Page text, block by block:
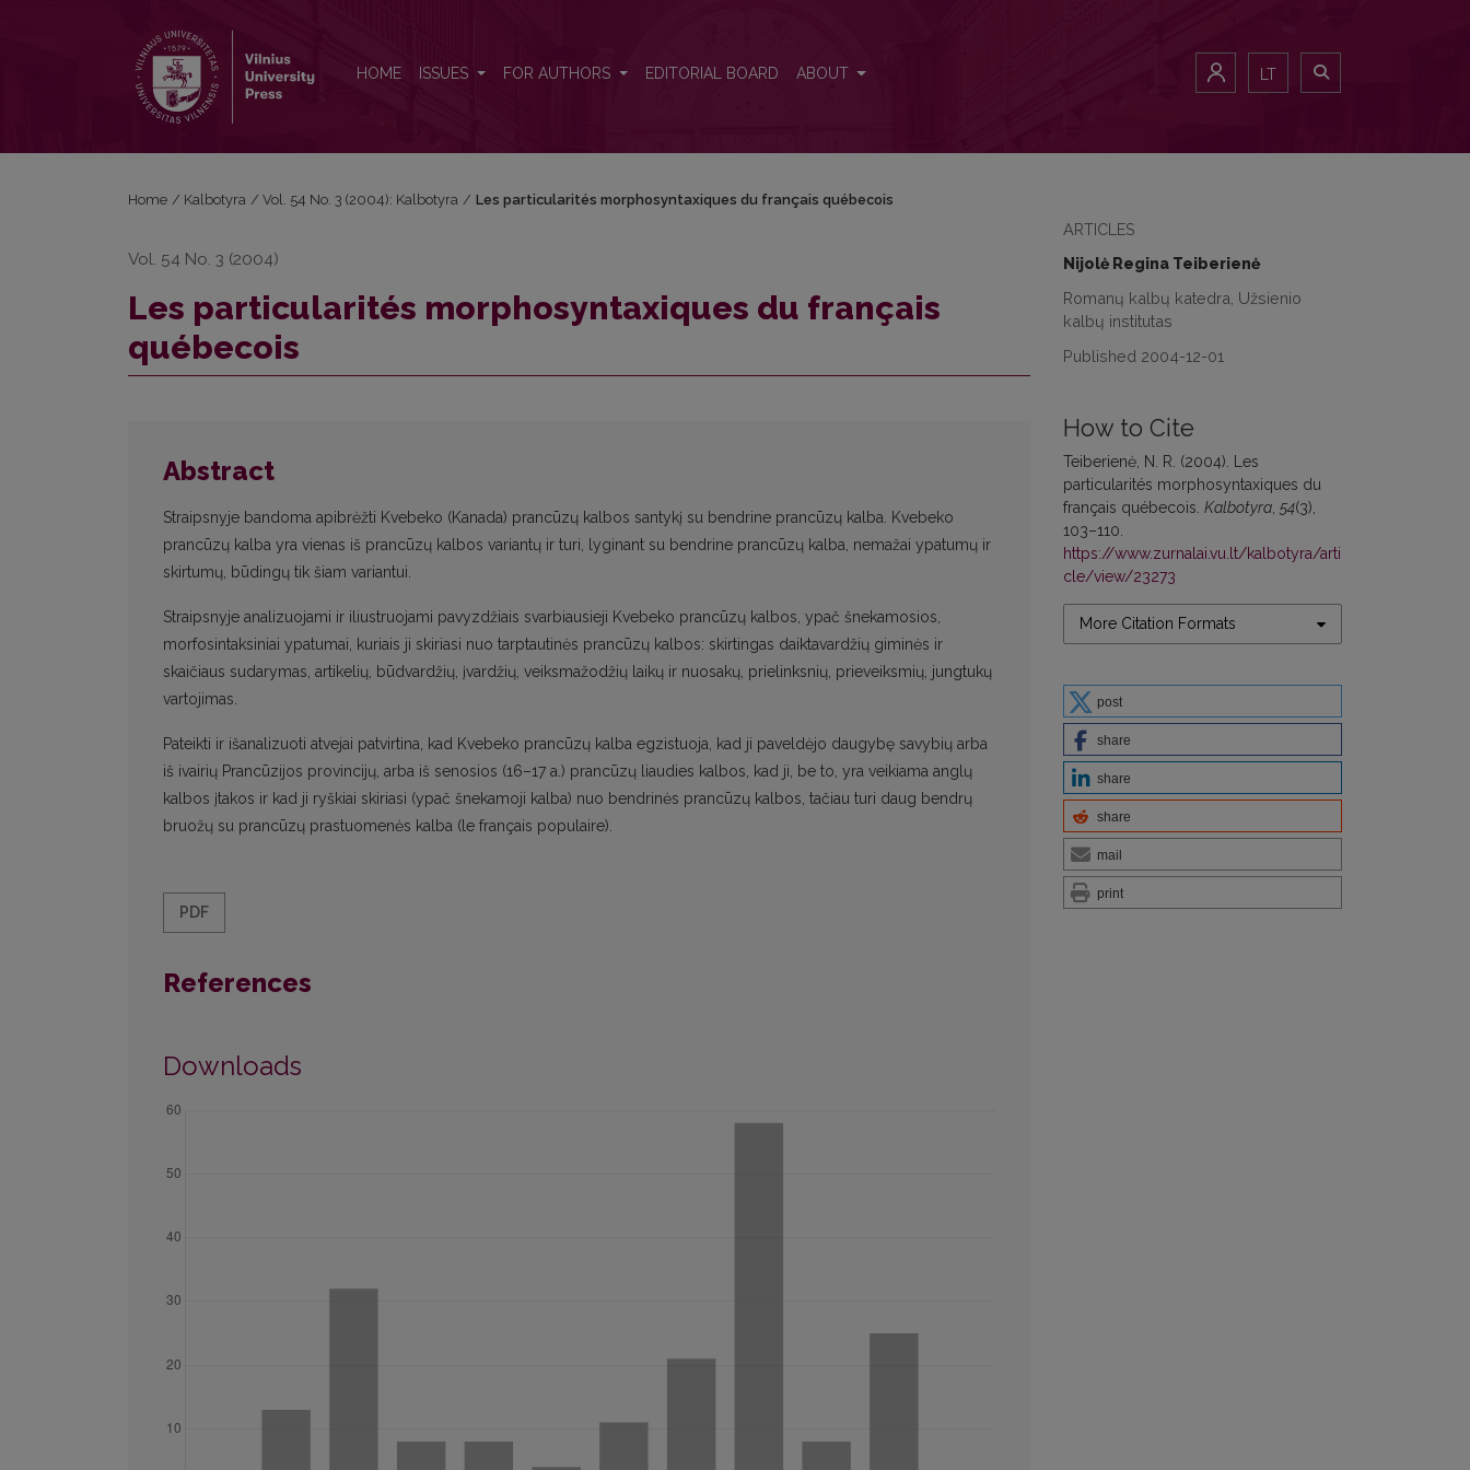
HOME ISSUES FOR AUTHORS EDITORIAL BOARD ABOUT LT
ARTICLES
Nijolė Regina Teiberienė
Romanų kalbų katedra, Užsienio
kalbų institutas
Published 2004-12-01
How to Cite
Teiberienė, N. R. (2004). Les
particularités morphosyntaxiques du
français québecois. Kalbotyra 54(3),
103–110.
https://www.zurnalai.vu.lt/kalbotyra/arti
cle/view/23273
More Citation Formats
post
share
share
share
mail
print
Home / Kalbotyra / Vol. 54 No. 3 (2004): Kalbotyra / Les particularités morphosyntaxiques du français québecois
Vol. 54 No. 3 (2004)
Les particularités morphosyntaxiques du français
québecois
Abstract
Straipsnyje bandoma apibrėžti Kvebeko (Kanada) prancūzų kalbos santykį su bendrine prancūzų kalba. Kvebeko
prancūzų kalba yra vienas iš prancūzų kalbos variantų ir turi, lyginant su bendrine prancūzų kalba, nemažai ypatumų ir
skirtumų, būdingų tik šiam variantui.
Straipsnyje analizuojami ir iliustruojami pavyzdžiais svarbiausieji Kvebeko prancūzų kalbos, ypač šnekamosios,
morfosintaksiniai ypatumai, kuriais ji skiriasi nuo tarptautinės prancūzų kalbos: skirtingas daiktavardžių giminės ir
skaičiaus sudarymas, artikelių, būdvardžių, įvardžių, veiksmažodžių laikų ir nuosakų, prielinksnių, prieveiksmių, jungtukų
vartojimas.
Pateikti ir išanalizuoti atvejai patvirtina, kad Kvebeko prancūzų kalba egzistuoja, kad ji paveldėjo daugybę savybių arba
iš ivairių Prancūzijos provincijų, arba iš senosios (16–17 a.) prancūzų liaudies kalbos, kad ji, be to, yra veikiama anglų
kalbos įtakos ir kad ji ryškiai skiriasi (ypač šnekamoji kalba) nuo bendrinės prancūzų kalbos, tačiau turi daug bendrų
bruožų su prancūzų prastuomenės kalba (le français populaire).
PDF
References
Downloads